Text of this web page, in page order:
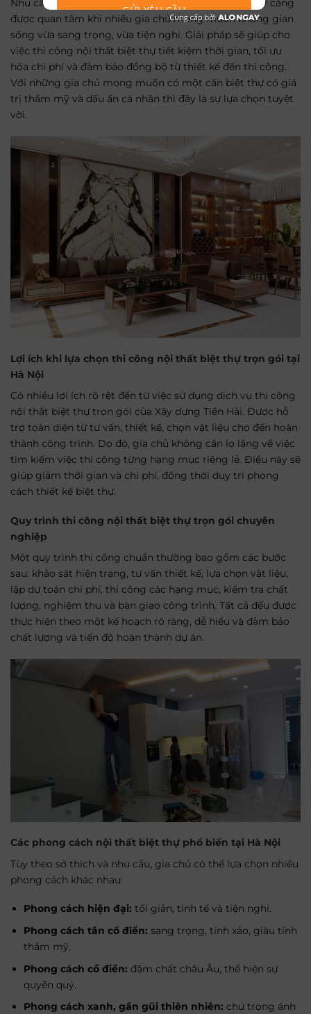
Nhu cầu xây biệt thự trọn gói tại Hà Nội
đang ngày càng
được quan tâm khi nhiều gia chủ mong muốn không gian
sống vừa sang trọng, vừa tiện nghi. Giải pháp sẽ giúp cho
việc thi công nội thất biệt thự tiết kiệm thời gian, tối ưu
hóa chi phí và đảm bảo đồng bộ từ thiết kế đến thi công.
Với những gia chủ mong muốn có một căn biệt thự có giá
trị thẩm mỹ và dấu ấn cá nhân thì đây là sự lựa chọn tuyệt
vời.
Lợi ích khi lựa chọn thi công nội thất biệt thự trọn gói tại
Hà Nội
Có nhiều lợi ích rõ rệt đến từ việc sử dụng dịch vụ thi công
nội thất biệt thự trọn gói của Xây dựng Tiền Hải. Được hỗ
trợ toàn diện từ tư vấn, thiết kế, chọn vật liệu cho đến hoàn
thành công trình. Do đó, gia chủ không cần lo lắng về việc
tìm kiếm việc thi công từng hạng mục riêng lẻ. Điều này sẽ
giúp giảm thời gian và chi phí, đồng thời duy trì phong
cách thiết kế biệt thự.
Quy trình thi công nội thất biệt thự trọn gói chuyên
nghiệp
Một quy trình thi công chuẩn thường bao gồm các bước
sau: khảo sát hiện trạng, tư vấn thiết kế, lựa chọn vật liệu,
lập dự toán chi phí, thi công các hạng mục, kiểm tra chất
lượng, nghiệm thu và bàn giao công trình. Tất cả đều được
thực hiện theo một kế hoạch rõ ràng, dễ hiểu và đảm bảo
chất lượng và tiến độ hoàn thành dự án.
Các phong cách nội thất biệt thự phổ biến tại Hà Nội
Tùy theo sở thích và nhu cầu, gia chủ có thể lựa chọn nhiều
phong cách khác nhau:
Phong cách hiện đại: tối giản, tinh tế và tiện nghi.
Phong cách tân cổ điển: sang trọng, tinh xảo, giàu tính
thẩm mỹ.
Phong cách cổ điển: đậm chất châu Âu, thể hiện sự
quyền quý.
Phong cách xanh, gần gũi thiên nhiên: chú trọng ánh
GỬI YÊU CẦU